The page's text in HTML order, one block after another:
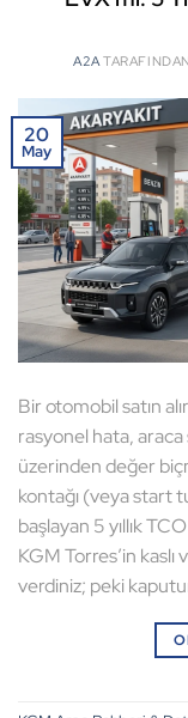
A2A TARAFINDAN
20
May
Bir otomobil satın
rasyonel hata,
üzerinden değer
kontağı (veya start
başlayan 5 yıllık
KGM Torres’in kaslı
verdiniz; peki